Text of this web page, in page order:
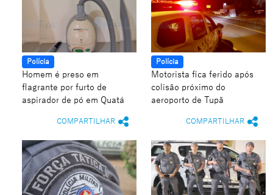
Polícia
Homem é preso em
flagrante por furto de
aspirador de pó em Quatá
COMPARTILHAR
Polícia
Motorista fica ferido após
colisão próximo do
aeroporto de Tupã
COMPARTILHAR